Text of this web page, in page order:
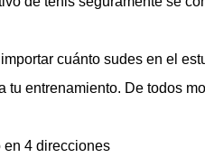
cuánto sudes en el
entrenamiento. De todos
en 4 direcciones